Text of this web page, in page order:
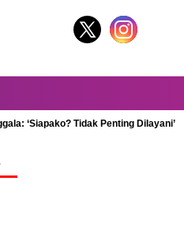
‘Siapako? Tidak Penting Dilayani’